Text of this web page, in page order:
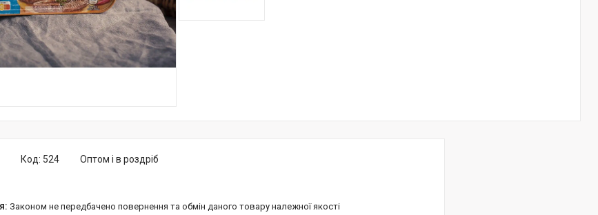
Оптом і в роздріб
Код: 524
Законом не передбачено повернення та обмін даного товару належної якості